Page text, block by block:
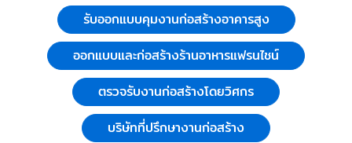
รับออกแบบคุมงานก่อสร้างอาคารสูง
ออกแบบและก่อสร้างร้านอาหารแฟรนไชน์
ตรวจรับงานก่อสร้างโดยวิศกร
บริษัทที่ปรึกษางานก่อสร้าง